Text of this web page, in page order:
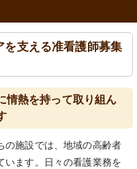
を支える准看護師募集
情熱を持って取り組ん
の施設では、地域の高齢者
います。日々の看護業務を